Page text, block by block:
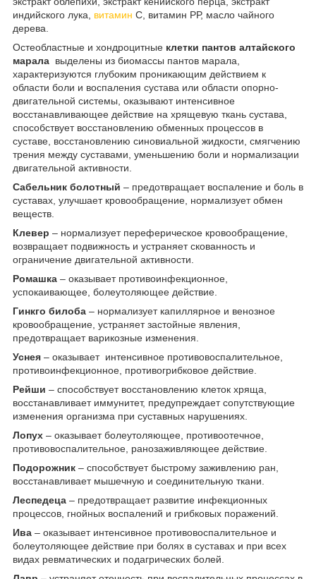
индийского лука, витамин С, витамин РР, масло чайного
дерева.
Остеобластные и хондроцитные клетки пантов алтайского
марала выделены из биомассы пантов марала,
характеризуются глубоким проникающим действием к
области боли и воспаления сустава или области опорно-
двигательной системы, оказывают интенсивное
восстанавливающее действие на хрящевую ткань сустава,
способствует восстановлению обменных процессов в
суставе, восстановлению синовиальной жидкости, смягчению
трения между суставами, уменьшению боли и нормализации
двигательной активности.
Сабельник болотный – предотвращает воспаление и боль в
суставах, улучшает кровообращение, нормализует обмен
веществ.
Клевер – нормализует переферическое кровообращение,
возвращает подвижность и устраняет скованность и
ограничение двигательной активности.
Ромашка – оказывает противоинфекционное,
успокаивающее, болеутоляющее действие.
Гинкго билоба – нормализует капиллярное и венозное
кровообращение, устраняет застойные явления,
предотвращает варикозные изменения.
Уснея – оказывает интенсивное противовоспалительное,
противоинфекционное, противогрибковое действие.
Рейши – способствует восстановлению клеток хряща,
восстанавливает иммунитет, предупреждает сопутствующие
изменения организма при суставных нарушениях.
Лопух – оказывает болеутоляющее, противоотечное,
противовоспалительное, ранозаживляющее действие.
Подорожник – способствует быстрому заживлению ран,
восстанавливает мышечную и соединительную ткани.
Леспедеца – предотвращает развитие инфекционных
процессов, гнойных воспалений и грибковых поражений.
Ива – оказывает интенсивное противовоспалительное и
болеутоляющее действие при болях в суставах и при всех
видах ревматических и подагрических болей.